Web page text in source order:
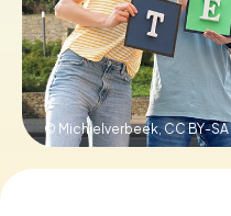
© Michielverbeek,CC BY-